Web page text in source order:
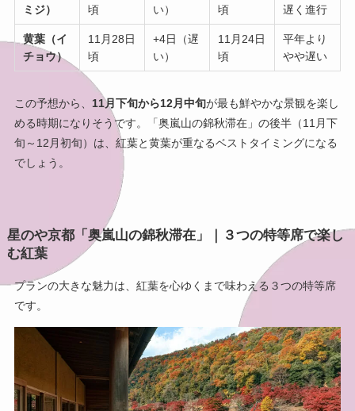
ミジ）
頃
い）
頃
遅く進行
黄葉（イ
チョウ）
11月28日
頃
+4日（遅
い）
11月24日
頃
平年より
やや遅い
この予想から、 11月下旬から12月中旬が最も鮮やかな景観を楽し
める時期になりそうです。「奥嵐山の錦秋滞在」の後半（11月下
旬～12月初旬）は、紅葉と黄葉が重なるベストタイミングになる
でしょう。
星のや京都「奥嵐山の錦秋滞在」｜３つの特等席で楽し
む紅葉
プランの大きな魅力は、紅葉を心ゆくまで味わえる３つの特等席
です。